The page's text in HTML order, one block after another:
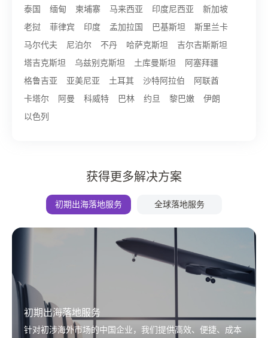
泰国
缅甸 柬埔寨 马来西亚 印度尼西亚
新加坡
老挝
菲律宾 印度 孟加拉国 巴基斯坦
斯里兰卡
马尔代夫
尼泊尔 不丹 哈萨克斯坦
吉尔吉斯斯坦
塔吉克斯坦
乌兹别克斯坦 土库曼斯坦
阿塞拜疆
格鲁吉亚
亚美尼亚 土耳其 沙特阿拉伯
阿联酋
卡塔尔
阿曼 科威特 巴林 约旦 黎巴嫩
伊朗
以色列
获得更多解决方案
初期出海落地服务 全球落地服务
初期出海落地服务
针对初涉海外市场的中国企业，我们提供高效、便捷、成本